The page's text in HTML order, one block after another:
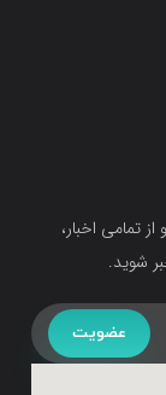
تمامی اخبار،
شوید.
عضویت